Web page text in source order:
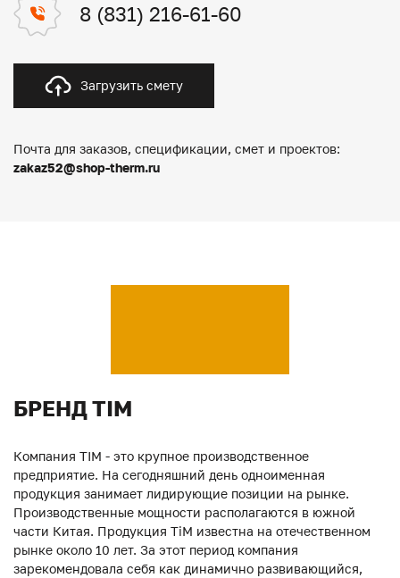
8 (831) 216-61-60
Загрузить смету
Почта для заказов, спецификации, смет и проектов:
zakaz52@shop-therm.ru
БРЕНД TIM
Компания TIM - это крупное производственное
предприятие. На сегодняшний день одноименная
продукция занимает лидирующие позиции на рынке.
Производственные мощности располагаются в южной
части Китая. Продукция ТiM известна на отечественном
рынке около 10 лет. За этот период компания
зарекомендовала себя как динамично развивающийся,